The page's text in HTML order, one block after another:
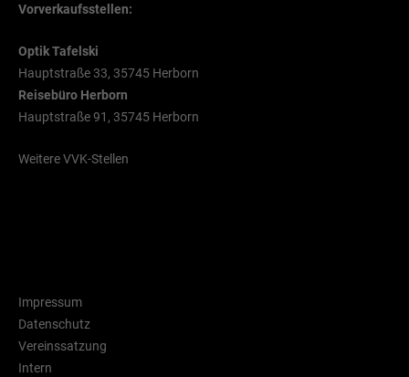
Vorverkaufsstellen:
Optik Tafelski
Hauptstraße 33, 35745 Herborn
Reisebüro Herborn
Hauptstraße 91, 35745 Herborn
Weitere VVK-Stellen
Impressum
Datenschutz
Vereinssatzung
Intern